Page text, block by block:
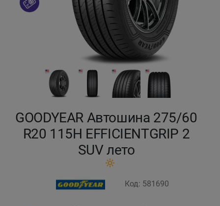
GOODYEAR Автошина 275/60
R20 115H EFFICIENTGRIP 2
SUV лето
Код: 581690
Кызылорда
Петропавловск